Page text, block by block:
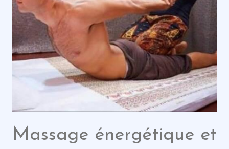
Massage énergétique et